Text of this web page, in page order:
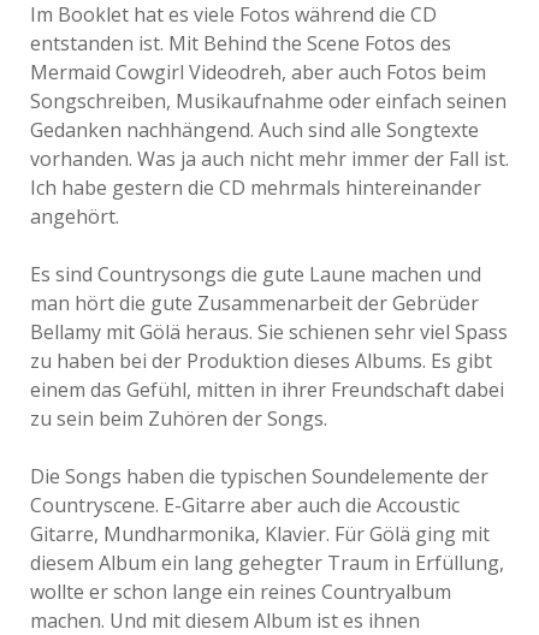
Im Booklet hat es viele Fotos während die CD
entstanden ist. Mit Behind the Scene Fotos des
Mermaid Cowgirl Videodreh, aber auch Fotos beim
Songschreiben, Musikaufnahme oder einfach seinen
Gedanken nachhängend. Auch sind alle Songtexte
vorhanden. Was ja auch nicht mehr immer der Fall ist.
Ich habe gestern die CD mehrmals hintereinander
angehört.
Es sind Countrysongs die gute Laune machen und
man hört die gute Zusammenarbeit der Gebrüder
Bellamy mit Gölä heraus. Sie schienen sehr viel Spass
zu haben bei der Produktion dieses Albums. Es gibt
einem das Gefühl, mitten in ihrer Freundschaft dabei
zu sein beim Zuhören der Songs.
Die Songs haben die typischen Soundelemente der
Countryscene. E-Gitarre aber auch die Accoustic
Gitarre, Mundharmonika, Klavier. Für Gölä ging mit
diesem Album ein lang gehegter Traum in Erfüllung,
wollte er schon lange ein reines Countryalbum
machen. Und mit diesem Album ist es ihnen